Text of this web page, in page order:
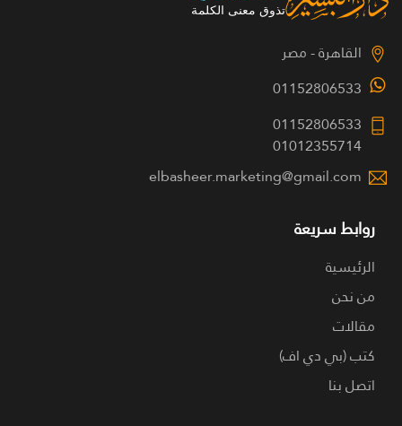
القاهرة - مصر
01152806533
01152806533
01012355714
elbasheer.marketing@gmail.com
روابط سريعة
الرئيسية
من نحن
مقالات
كتب (بي دي اف)
اتصل بنا